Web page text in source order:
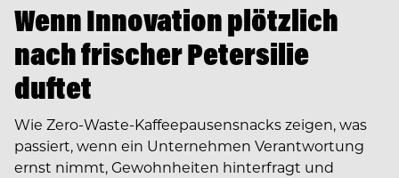
Wenn Innovation plötzlich
nach frischer Petersilie
duftet
Wie Zero-Waste-Kaffeepausensnacks zeigen, was
passiert, wenn ein Unternehmen Verantwortung
ernst nimmt, Gewohnheiten hinterfragt und